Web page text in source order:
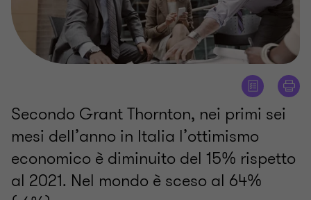
Secondo Grant Thornton, nei primi sei
mesi dell’anno in Italia l’ottimismo
economico è diminuito del 15% rispetto
al 2021. Nel mondo è sceso al 64%